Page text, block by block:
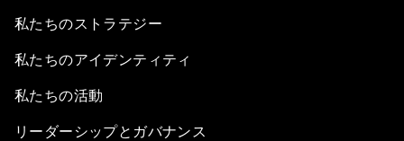
私たちのストラテジー
私たちのアイデンティティ
私たちの活動
リーダーシップとガバナンス